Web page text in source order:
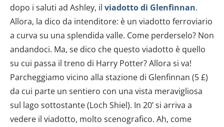
dopo i saluti ad Ashley, il viadotto di Glenfinnan.
Allora, la dico da intenditore: è un viadotto ferroviario
a curva su una splendida valle. Come perderselo? Non
andandoci. Ma, se dico che questo viadotto è quello
su cui passa il treno di Harry Potter? Allora si va!
Parcheggiamo vicino alla stazione di Glenfinnan (5 £)
da cui parte un sentiero con una vista meravigliosa
sul lago sottostante (Loch Shiel). In 20’ si arriva a
vedere il viadotto, molto scenografico. Ah, come